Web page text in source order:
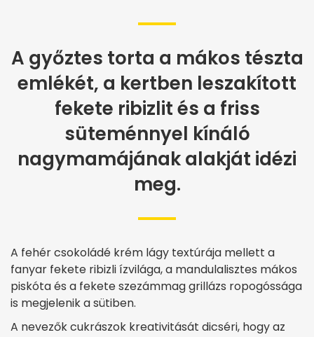
A győztes torta a mákos tészta
emlékét, a kertben leszakított
fekete ribizlit és a friss
süteménnyel kínáló
nagymamájának alakját idézi
meg.
A fehér csokoládé krém lágy textúrája mellett a
fanyar fekete ribizli ízvilága, a mandulalisztes mákos
piskóta és a fekete szezámmag grillázs ropogóssága
is megjelenik a sütiben.
A nevezők cukrászok kreativitását dicséri, hogy az